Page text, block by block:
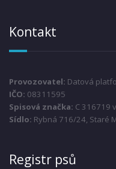
Kontakt
Provozovatel: Datová
IČO: 08311595
Spisová značka: C 316719
Sídlo: Rybná 716/24, Staré
Registr psů